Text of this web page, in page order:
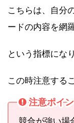
こちらは、自分
ードの内容を網
という指標にな
この時注意する
注意ポイ